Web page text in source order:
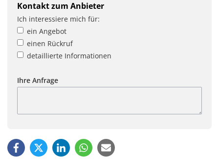
Kontakt zum Anbieter
Ich interessiere mich für:
ein Angebot
einen Rückruf
detaillierte Informationen
Ihre Anfrage